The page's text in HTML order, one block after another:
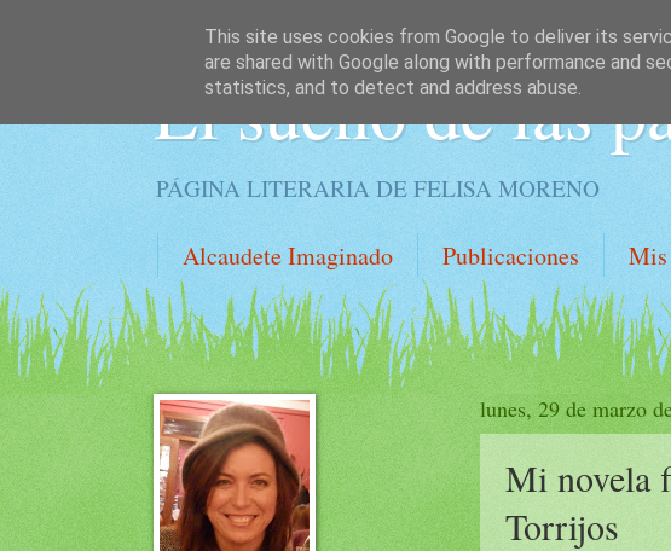
El sueño de las
PÁGINA LITERARIA DE FELISA MORENO
Alcaudete Imaginado Publicaciones Mis
lunes, 29 de marzo
Mi novela
Torrijos
This site uses cookies from Google to deliver its
are shared with Google along with performance and
statistics, and to detect and address abuse.